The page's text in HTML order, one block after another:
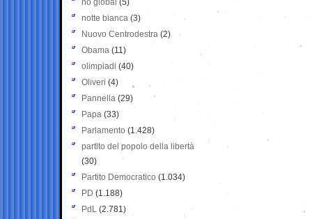
no global (5)
notte bianca (3)
Nuovo Centrodestra (2)
Obama (11)
olimpiadi (40)
Oliveri (4)
Pannella (29)
Papa (33)
Parlamento (1.428)
partito del popolo della libertà
(30)
Partito Democratico (1.034)
PD (1.188)
PdL (2.781)